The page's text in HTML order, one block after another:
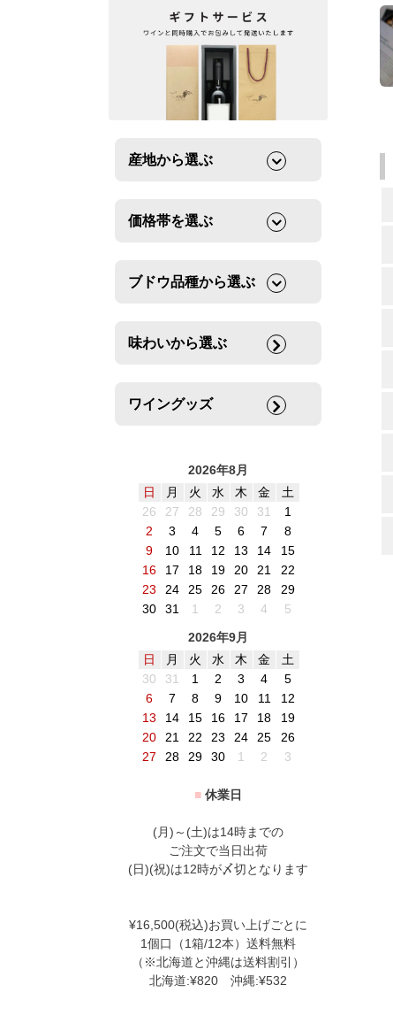
産地から選ぶ
価格帯を選ぶ
ブドウ品種から選ぶ
味わいから選ぶ
ワイングッズ
2026年8月
日
月 火 水 木 金
土
26
27 28 29 30 31
1
2
3 4 5 6 7
8
9
10 11 12 13 14
15
16
17 18 19 20 21
22
23
24 25 26 27 28
29
30
31 1 2 3 4
5
2026年9月
日
月 火 水 木 金
土
30
31 1 2 3 4
5
6
7 8 9 10 11
12
13
14 15 16 17 18
19
20
21 22 23 24 25
26
27
28 29 30 1 2 3
■ 休業日
(月)～(土)は14時までの
ご注文で当日出荷
(日)(祝)は12時が〆切となります
¥16,500(税込)お買い上げごとに
1個口（1箱/12本）送料無料
（※北海道と沖縄は送料割引）
北海道:¥820 沖縄:¥532